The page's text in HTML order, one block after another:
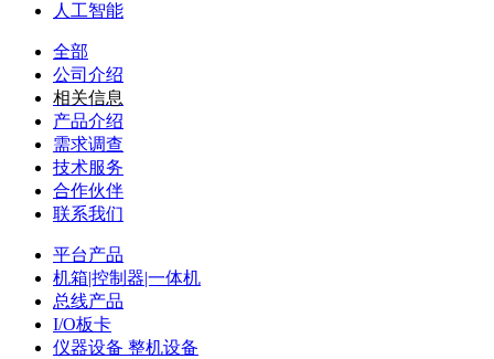
人工智能
全部
公司介绍
相关信息
产品介绍
需求调查
技术服务
合作伙伴
联系我们
平台产品
机箱|控制器|一体机
总线产品
I/O板卡
仪器设备 整机设备